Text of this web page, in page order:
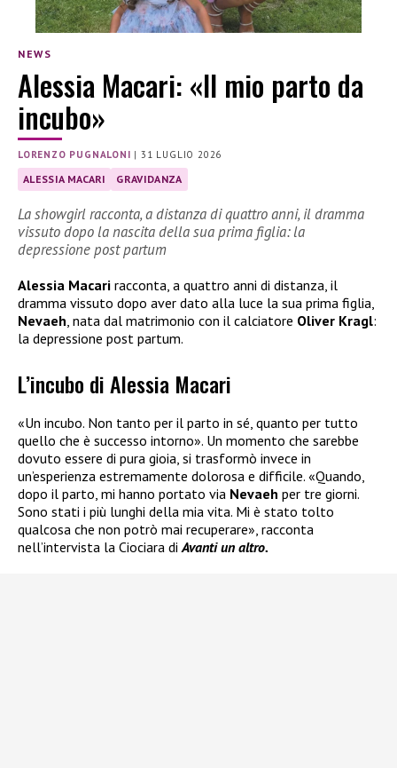
NEWS
Alessia Macari: «Il mio parto da
incubo»
LORENZO PUGNALONI |31 LUGLIO 2026
ALESSIA MACARI GRAVIDANZA
La showgirl racconta, a distanza di quattro anni, il dramma
vissuto dopo la nascita della sua prima figlia: la
depressione post partum
Alessia Macari racconta, a quattro anni di distanza, il
dramma vissuto dopo aver dato alla luce la sua prima figlia,
Nevaeh, nata dal matrimonio con il calciatore Oliver Kragl:
la depressione post partum.
L’incubo di Alessia Macari
«Un incubo. Non tanto per il parto in sé, quanto per tutto
quello che è successo intorno». Un momento che sarebbe
dovuto essere di pura gioia, si trasformò invece in
un’esperienza estremamente dolorosa e difficile. «Quando,
dopo il parto, mi hanno portato via Nevaeh per tre giorni.
Sono stati i più lunghi della mia vita. Mi è stato tolto
qualcosa che non potrò mai recuperare», racconta
nell’intervista la Ciociara di Avanti un altro.